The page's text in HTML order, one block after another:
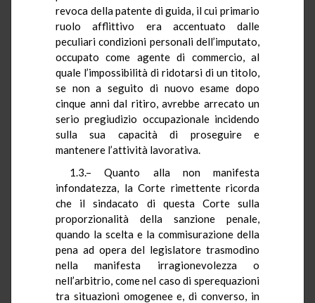
revoca della patente di guida, il cui primario
ruolo afflittivo era accentuato dalle
peculiari condizioni personali dell’imputato,
occupato come agente di commercio, al
quale l’impossibilità di ridotarsi di un titolo,
se non a seguito di nuovo esame dopo
cinque anni dal ritiro, avrebbe arrecato un
serio pregiudizio occupazionale incidendo
sulla sua capacità di proseguire e
mantenere l’attività lavorativa.
1.3.– Quanto alla non manifesta
infondatezza, la Corte rimettente ricorda
che il sindacato di questa Corte sulla
proporzionalità della sanzione penale,
quando la scelta e la commisurazione della
pena ad opera del legislatore trasmodino
nella manifesta irragionevolezza o
nell’arbitrio, come nel caso di sperequazioni
tra situazioni omogenee e, di converso, in